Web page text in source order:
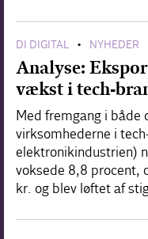
DI DIGITAL • NYHEDER
Analyse:
vækst i tech-
Med fremgang i
virksomhederne i
elektronikindustrien)
voksede 8,8 procent,
kr. og blev løftet af